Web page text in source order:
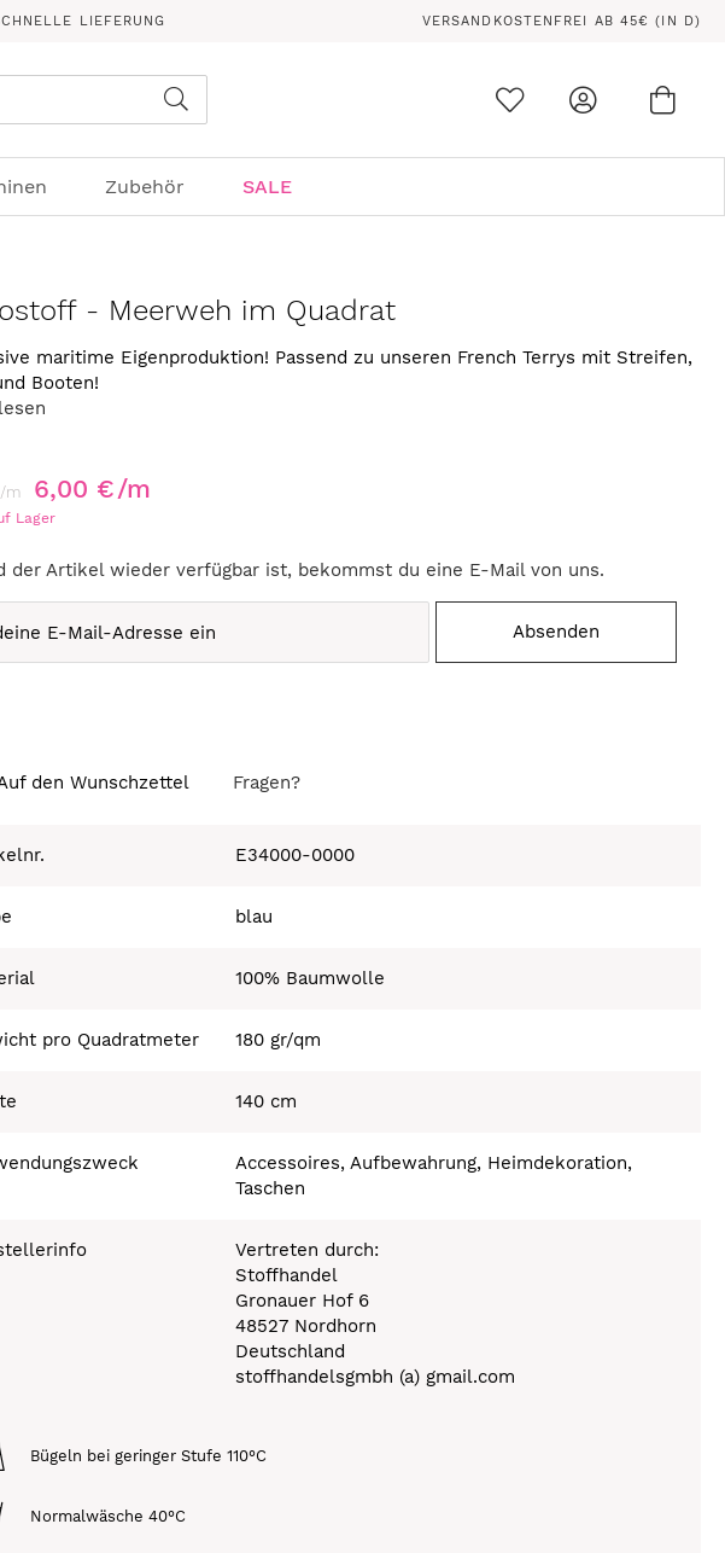
LIEFERUNG VERSANDKOSTENFREI AB 45€ (IN D)
Zubehör SALE
- Meerweh im Quadrat
maritime Eigenproduktion! Passend zu unseren French Terrys mit Streifen,
Booten!
/m 6,00 €/m
Lager
der Artikel wieder verfügbar ist, bekommst du eine E-Mail von uns.
Absenden
den Wunschzettel Fragen?
E34000-0000
blau
100% Baumwolle
pro Quadratmeter 180 gr/qm
140 cm
Accessoires, Aufbewahrung, Heimdekoration,
Taschen
Vertreten durch:
Stoffhandel
Gronauer Hof 6
48527 Nordhorn
Deutschland
stoffhandelsgmbh (a) gmail.com
Bügeln bei geringer Stufe 110°C
Normalwäsche 40°C